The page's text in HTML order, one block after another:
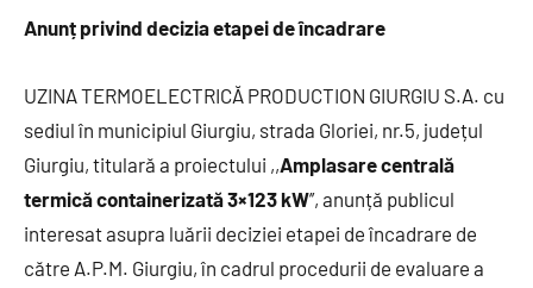
Anunț privind decizia etapei de încadrare
UZINA TERMOELECTRICĂ PRODUCTION GIURGIU S.A. cu
sediul în municipiul Giurgiu, strada Gloriei, nr.5, județul
Giurgiu, titulară a proiectului ,,Amplasare centrală
termică containerizată 3×123 kW’’, anunță publicul
interesat asupra luării deciziei etapei de încadrare de
către A.P.M. Giurgiu, în cadrul procedurii de evaluare a